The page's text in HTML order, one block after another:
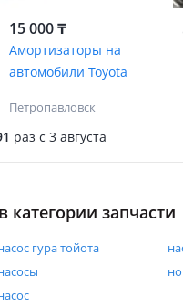
15 000 ₸
Амортизаторы на
автомобили Toyota
Петропавловск
раз c 3 августа
запчасти
гура тойота